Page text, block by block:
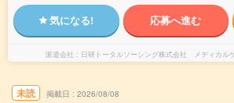
気になる! 応募へ進む
派遣会社 日研トータルソーシング株式会社 メディカル
未読 掲載日 2026/08/08